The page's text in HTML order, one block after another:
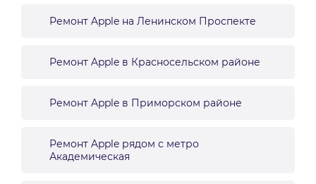
Ремонт Apple на Ленинском Проспекте
Ремонт Apple в Красносельском районе
Ремонт Apple в Приморском районе
Ремонт Apple рядом с метро
Академическая